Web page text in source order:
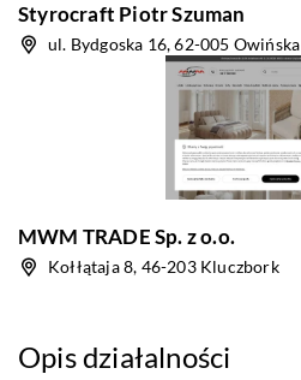
Styrocraft Piotr Szuman
ul. Bydgoska 16, 62-005 Owińska
MWM TRADE Sp. z o.o.
Kołłątaja 8, 46-203 Kluczbork
Opis działalności